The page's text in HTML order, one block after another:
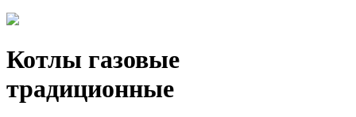
Котлы газовые
традиционные